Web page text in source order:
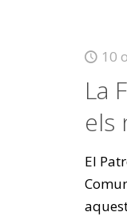
10
La
els
El